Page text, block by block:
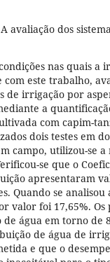
A avaliação dos
nas quais a
com este trabalho,
de irrigação por
a
com capim-
dois testes em
campo, utilizou-se
se que o
apresentaram
Quando se
valor foi 17,65%.
água em torno de
de água de
e que o